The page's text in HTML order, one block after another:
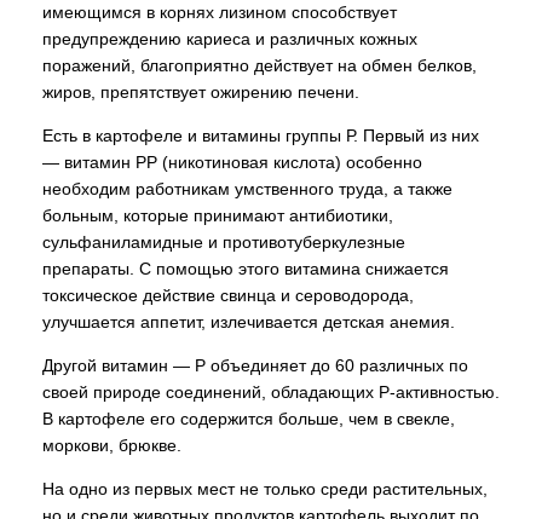
имеющимся в корнях лизином способствует
предупреждению кариеса и различных кожных
поражений, благоприятно действует на обмен белков,
жиров, препятствует ожирению печени.
Есть в картофеле и витамины группы Р. Первый из них
— витамин РР (никотиновая кислота) особенно
необходим работникам умственного труда, а также
больным, которые принимают антибиотики,
сульфаниламидные и противотуберкулезные
препараты. С помощью этого витамина снижается
токсическое действие свинца и сероводорода,
улучшается аппетит, излечивается детская анемия.
Другой витамин — Р объединяет до 60 различных по
своей природе соединений, обладающих Р-активностью.
В картофеле его содержится больше, чем в свекле,
моркови, брюкве.
На одно из первых мест не только среди растительных,